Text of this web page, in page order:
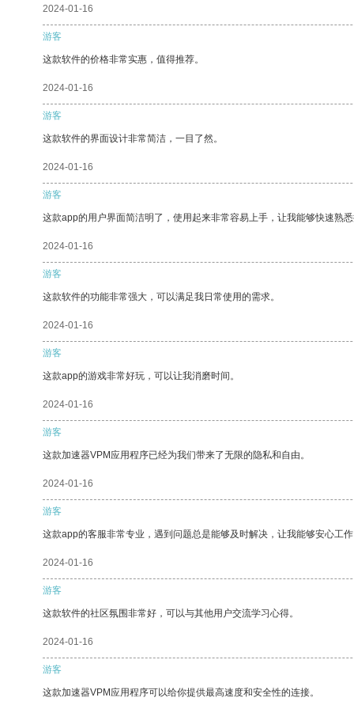
2024-01-16
游客
这款软件的价格非常实惠，值得推荐。
2024-01-16
游客
这款软件的界面设计非常简洁，一目了然。
2024-01-16
游客
这款app的用户界面简洁明了，使用起来非常容易上手，让我能够快速熟
2024-01-16
游客
这款软件的功能非常强大，可以满足我日常使用的需求。
2024-01-16
游客
这款app的游戏非常好玩，可以让我消磨时间。
2024-01-16
游客
这款加速器VPM应用程序已经为我们带来了无限的隐私和自由。
2024-01-16
游客
这款app的客服非常专业，遇到问题总是能够及时解决，让我能够安心工
2024-01-16
游客
这款软件的社区氛围非常好，可以与其他用户交流学习心得。
2024-01-16
游客
这款加速器VPM应用程序可以给你提供最高速度和安全性的连接。